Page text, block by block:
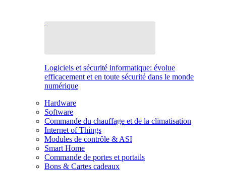
Logiciels et sécurité informatique: évolue
efficacement et en toute sécurité dans le monde
numérique
Hardware
Software
Commande du chauffage et de la climatisation
Internet of Things
Modules de contrôle & ASI
Smart Home
Commande de portes et portails
Bons & Cartes cadeaux